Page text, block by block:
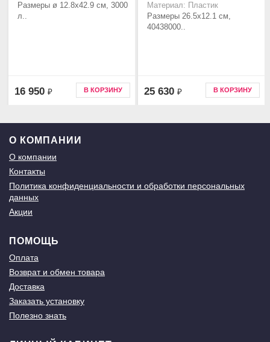
Размеры ø 12.8x42.9 см, 3000
л..
16 950 ₽ В КОРЗИНУ
Материал: Пластик
Размеры 26.5x12.1 см,
40438000..
25 630 ₽ В КОРЗИНУ
О КОМПАНИИ
О компании
Контакты
Политика конфиденциальности и обработки персональных
данных
Акции
ПОМОЩЬ
Оплата
Возврат и обмен товара
Доставка
Заказать установку
Полезно знать